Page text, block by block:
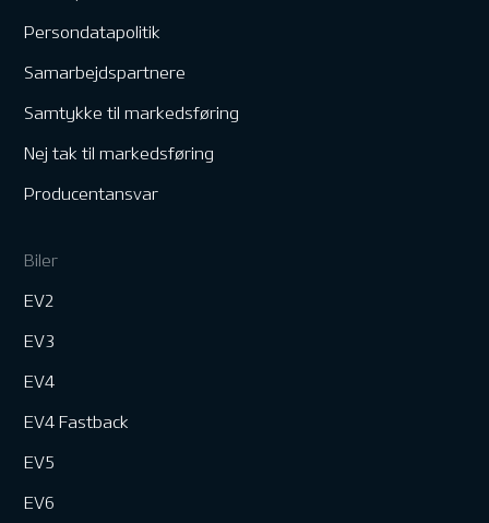
Persondatapolitik
Samarbejdspartnere
Samtykke til markedsføring
Nej tak til markedsføring
Producentansvar
Biler
EV2
EV3
EV4
EV4 Fastback
EV5
EV6